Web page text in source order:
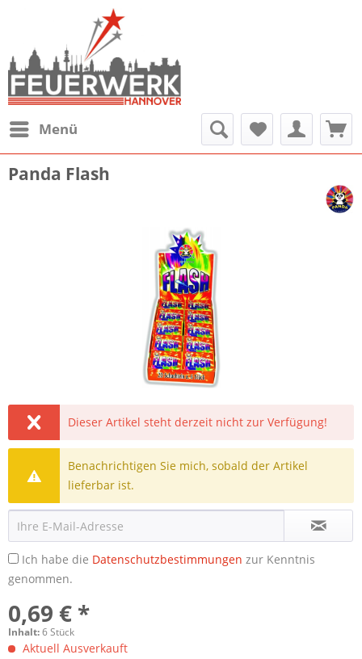
Menü
Panda Flash
Dieser Artikel steht derzeit nicht zur Verfügung!
Benachrichtigen Sie mich, sobald der Artikel
lieferbar ist.
Ich habe die Datenschutzbestimmungen zur Kenntnis
genommen.
0,69 € *
Inhalt:6 Stück
Aktuell Ausverkauft